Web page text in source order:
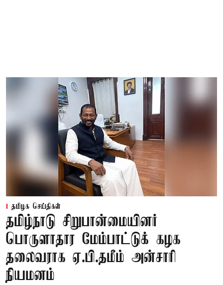
தமிழக செய்திகள்
தமிழ்நாடு சிறுபான்மையினர்
பொருளாதார மேம்பாட்டுக் கழக
தலைவராக ஏ.பி.தமீம் அன்சாரி
நியமனம்